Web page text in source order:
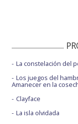
La constelación del
Los juegos del
Amanecer en la
Clayface
La isla olvidada